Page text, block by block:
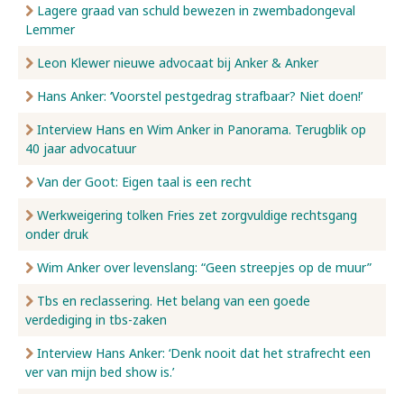
Lagere graad van schuld bewezen in zwembadongeval
Lemmer
Leon Klewer nieuwe advocaat bij Anker & Anker
Hans Anker: ‘Voorstel pestgedrag strafbaar? Niet doen!’
Interview Hans en Wim Anker in Panorama. Terugblik op
40 jaar advocatuur
Van der Goot: Eigen taal is een recht
Werkweigering tolken Fries zet zorgvuldige rechtsgang
onder druk
Wim Anker over levenslang: “Geen streepjes op de muur”
Tbs en reclassering. Het belang van een goede
verdediging in tbs-zaken
Interview Hans Anker: ‘Denk nooit dat het strafrecht een
ver van mijn bed show is.’